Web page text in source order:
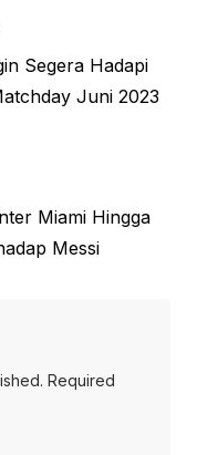
Segera Hadapi
Juni 2023
Miami Hingga
Messi
Required